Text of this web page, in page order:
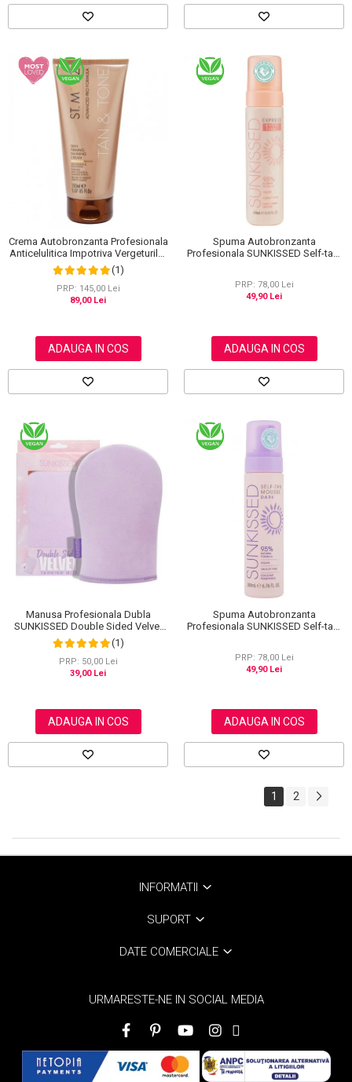
Crema Autobronzanta Profesionala
Anticelulitica Impotriva Vergeturilor
ST MORIZ Advanced PRO Formula
Tan & Tone Skin Firming, 150 ml
(1)
PRP: 145,00 Lei
89,00 Lei
ADAUGA IN COS
Spuma Autobronzanta
Profesionala SUNKISSED Self-tan,
PRP: 78,00 Lei
49,90 Lei
ADAUGA IN COS
Manusa Profesionala Dubla
SUNKISSED Double Sided Velvet
pentru Aplicarea Autobronzantului,
ECO Packaging
(1)
PRP: 50,00 Lei
39,00 Lei
ADAUGA IN COS
Spuma Autobronzanta
Profesionala SUNKISSED Self-tan,
PRP: 78,00 Lei
49,90 Lei
ADAUGA IN COS
1 2
INFORMATII
SUPORT
DATE COMERCIALE
URMARESTE-NE IN SOCIAL MEDIA